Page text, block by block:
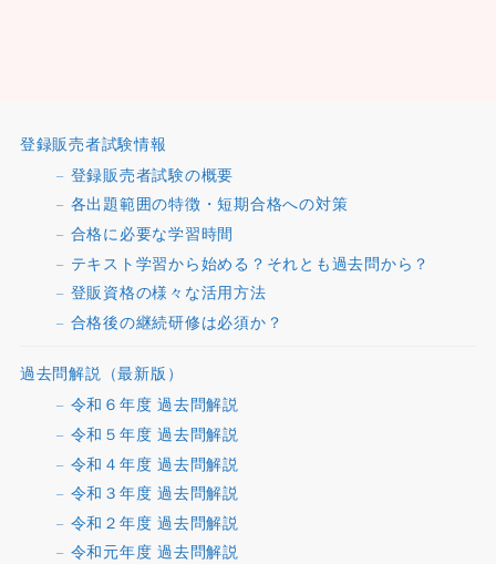
登録販売者試験情報
登録販売者試験の概要
各出題範囲の特徴・短期合格への対策
合格に必要な学習時間
テキスト学習から始める？それとも過去問から？
登販資格の様々な活用方法
合格後の継続研修は必須か？
過去問解説（最新版）
令和６年度 過去問解説
令和５年度 過去問解説
令和４年度 過去問解説
令和３年度 過去問解説
令和２年度 過去問解説
令和元年度 過去問解説